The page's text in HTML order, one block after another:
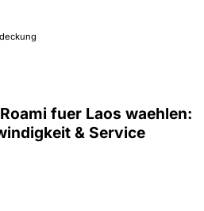
fuer Laos waehlen:
& Service